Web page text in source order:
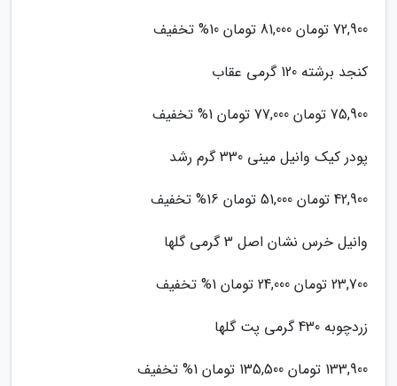
72,900 تومان 81,000 تومان 10% تخفیف
کنجد برشته 120 گرمی عقاب
75,900 تومان 77,000 تومان 1% تخفیف
پودر کیک وانیل مینی 330 گرم رشد
42,900 تومان 51,000 تومان 16% تخفیف
وانیل خرس نشان اصل 3 گرمی گلها
23,700 تومان 24,000 تومان 1% تخفیف
زردچوبه 430 گرمی پت گلها
133,900 تومان 135,500 تومان 1% تخفیف